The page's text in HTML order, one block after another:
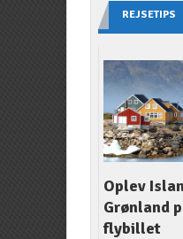
REJSETIPS
Oplev
Grønland
flybillet